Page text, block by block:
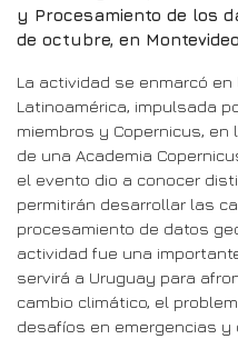
y Procesamiento de los
de octubre, en
La actividad se enmarcó en
Latinoamérica, impulsada
miembros y Copernicus,
de una Academia
el evento dio a conocer
permitirán desarrollar las
procesamiento de datos
actividad fue una
servirá a Uruguay para
cambio climático, el
desafíos en emergencias y